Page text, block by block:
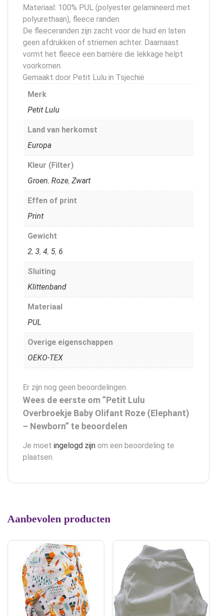
Materiaal: 100% PUL (polyester gelamineerd met
polyurethaan), fleece randen.
De fleeceranden zijn zacht voor de huid en laten
geen afdrukken of striemen achter. Daarnaast
vormt het fleece een barrière die lekkage helpt
voorkomen.
Gemaakt door Petit Lulu in Tsjechië
Merk
Petit Lulu
Land van herkomst
Europa
Kleur (Filter)
Groen, Roze, Zwart
Effen of print
Print
Gewicht
2, 3, 4, 5, 6
Sluiting
Klittenband
Materiaal
PUL
Overige eigenschappen
OEKO-TEX
Er zijn nog geen beoordelingen.
Wees de eerste om “Petit Lulu
Overbroekje Baby Olifant Roze (Elephant)
– Newborn” te beoordelen
Je moet ingelogd zijn om een beoordeling te
plaatsen.
Aanbevolen producten